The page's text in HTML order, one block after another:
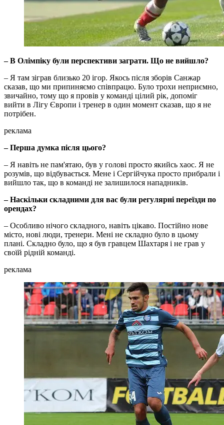
– В Олімпіку були перспективи заграти. Що не вийшло?
– Я там зіграв близько 20 ігор. Якось після зборів Санжар
сказав, що ми припиняємо співпрацю. Було трохи неприємно,
звичайно, тому що я провів у команді цілий рік, допоміг
вийти в Лігу Європи і тренер в один момент сказав, що я не
потрібен.
реклама
– Перша думка після цього?
– Я навіть не пам'ятаю, був у голові просто якийсь хаос. Я не
розумів, що відбувається. Мене і Сергійчука просто прибрали і
вийшло так, що в команді не залишилося нападників.
– Наскільки складними для вас були регулярні переїзди по
орендах?
– Особливо нічого складного, навіть цікаво. Постійно нове
місто, нові люди, тренери. Мені не складно було в цьому
плані. Складно було, що я був гравцем Шахтаря і не грав у
своїй рідній команді.
реклама